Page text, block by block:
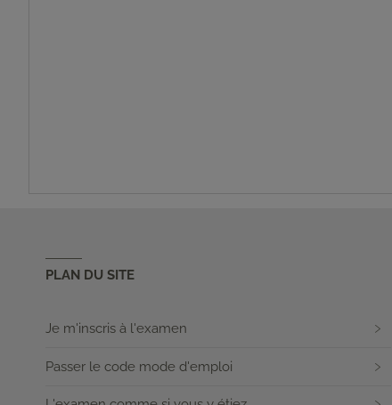
PLAN DU SITE
Je m'inscris à l'examen
Passer le code mode d'emploi